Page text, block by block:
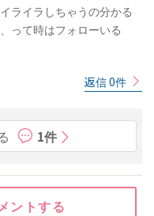
ライラしちゃうの分かる
って時はフォローいる
返信 0件
1件
ントする